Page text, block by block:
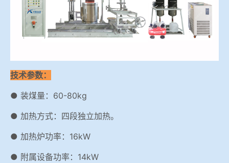
技术参数：
● 装煤量：60-80kg
● 加热方式：四段独立加热。
● 加热炉功率：16kW
● 附属设备功率：14kW